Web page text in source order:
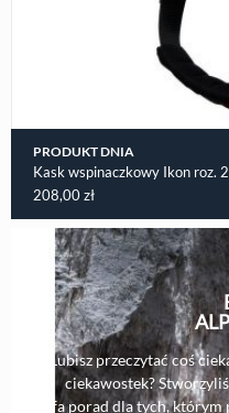
PRODUKT DNIA
Kask wspinaczkowy Ikon roz.
208,00zł
Lubisz przeczytać coś
ciekawostek?
Strefa porad dla tych,